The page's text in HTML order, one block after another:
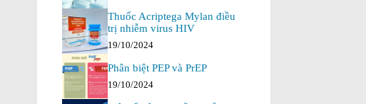
Thuốc Acriptega Mylan điều
trị nhiễm virus HIV
19/10/2024
Phân biệt PEP và PrEP
19/10/2024